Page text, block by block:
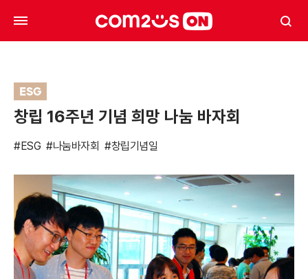
ESG
창립 16주년 기념 희망 나눔 바자회
#ESG #나눔바자회 #창립기념일